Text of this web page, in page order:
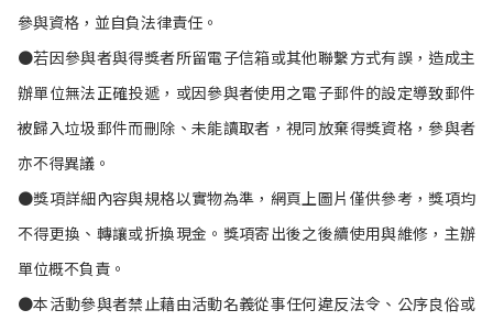
參與資格，並自負法律責任。
●若因參與者與得獎者所留電子信箱或其他聯繫方式有誤，造成主
辦單位無法正確投遞，或因參與者使用之電子郵件的設定導致郵件
被歸入垃圾郵件而刪除、未能讀取者，視同放棄得獎資格，參與者
亦不得異議。
●獎項詳細內容與規格以實物為準，網頁上圖片僅供參考，獎項均
不得更換、轉讓或折換現金。獎項寄出後之後續使用與維修，主辦
單位概不負責。
●本活動參與者禁止藉由活動名義從事任何違反法令、公序良俗或